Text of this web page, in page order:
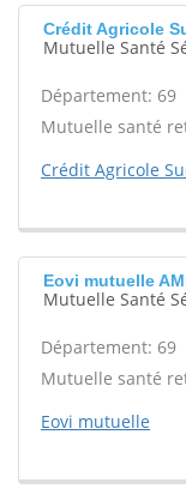
Crédit Agricole
Mutuelle Santé
Département: 69
Mutuelle santé
Crédit Agricole
Eovi mutuelle
Mutuelle Santé
Département: 69
Mutuelle santé
Eovi mutuelle